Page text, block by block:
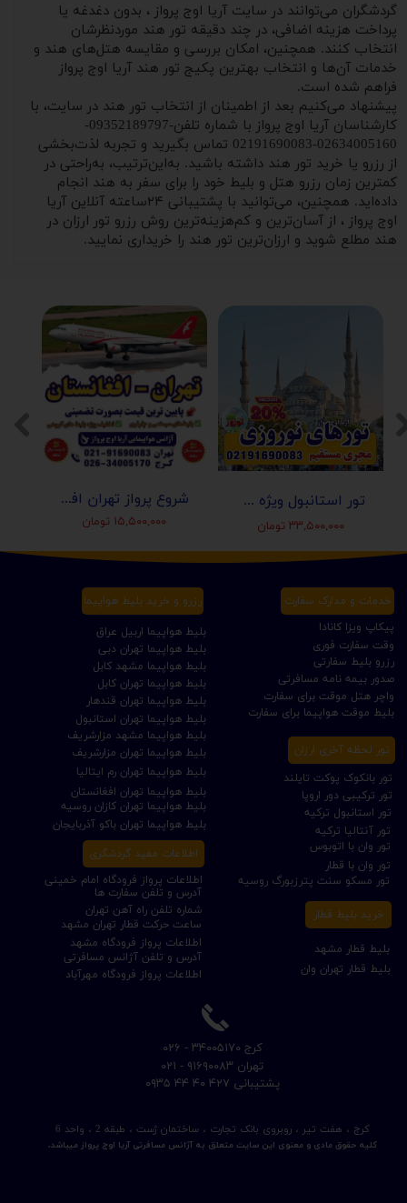
گردشگران می‌توانند در سایت آریا اوج پرواز ، بدون دغدغه یا
پرداخت هزینه اضافی، در چند دقیقه تور هند موردنظرشان
انتخاب کنند. همچنین، امکان بررسی و مقایسه هتل‌های هند و
خدمات آن‌ها و انتخاب بهترین پکیج تور هند آریا اوج پرواز
فراهم شده است.
پیشنهاد می‌کنیم بعد از اطمینان از انتخاب تور هند در سایت، با
کارشناسان آریا اوج پرواز با شماره ‌تلفن-09352189797-
02634005160-02191690083 تماس بگیرید و تجربه لذت‌بخشی
از رزرو یا خرید تور هند داشته باشید. به‌این‌ترتیب، به‌راحتی در
کمترین زمان رزرو هتل و بلیط خود را برای سفر به هند انجام
داده‌اید. همچنین، می‌توانید با پشتیبانی ۲۴ساعته آنلاین آریا
اوج پرواز ، از آسان‌ترین و کم‌هزینه‌ترین روش رزرو تور ارزان در
هند مطلع شوید و ارزان‌ترین تور هند را خریداری نمایید.
شروع پرواز تهران افغانستان (کابل-مزارشریف-هرات-قندهار)
۱۵,۵۰۰,۰۰۰ تومان
تور استانبول ویژه عید نوروز 1405 | مجری مستقیم ✈️
۳۳,۵۰۰,۰۰۰ تومان
کلیه حقوق مادی و معنوی این سایت متعلق به آژانس مسافرتی آریا اوج پرواز میباشد.
​تهران ۹۱۶۹۰۰۸۳ - ۰۲۱
کرج ، هفت تیر ، روبروی بانک تجارت ، ساختمان ژست ، طبقه 2 ، واحد 6
​کرج ۳۴۰۰۵۱۷۰ - ۰۲۶
​پشتیبانی ۴۲۷ ۴۰ ۴۴ ۰۹۳۵
تور ترکیبی دور اروپا
رزرو بلیط سفارتی
پیکاپ ویزا کانادا
بلیط هواپیما تهران کابل
بلیط هواپیما تهران مزارشریف
بلیط هواپیما مشهد کابل
بلیط هواپیما تهران قندهار
بلیط هواپیما تهران افغانستان
بلیط هواپیما مشهد مزارشریف
بلیط قطار تهران وان
بلیط قطار مشهد
بلیط موقت هواپیما برای سفارت
واچر هتل موقت برای سفارت
بلیط هواپیما تهران رم ایتالیا
اطلاعات پرواز فرودگاه امام خمینی
بلیط هواپیما تهران دبی
بلیط هواپیما تهران باکو آذربایجان
بلیط هواپیما تهران استانبول
بلیط هواپیما تهران کازان روسیه
بلیط هواپیما اربیل عراق
صدور بیمه نامه مسافرتی
تور آنتالیا ترکیه
تور استانبول ترکیه
تور مسکو سنت پترزبورگ روسیه
تور وان با قطار
تور بانکوک پوکت تایلند
تور وان با اتوبوس
ساعت حرکت قطار تهران مشهد
خرید بلیط قطار
خدمات و مدارک سفارت رزرو و خرید بلیط هواپیما
تور لحظه آخری ارزان
شماره تلفن راه آهن تهران
وقت سفارت فوری
اطلاعات پرواز فرودگاه مهرآباد
اطلاعات پرواز فرودگاه مشهد
آدرس و تلفن سفارت ها
آدرس و تلفن آژانس مسافرتی
اطلاعات مفید گردشگری